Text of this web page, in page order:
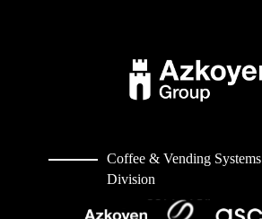
Coffee & Vending Systems
Division